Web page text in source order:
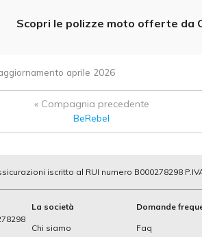
Scopri le polizze moto offerte da
aprile 2026
« Compagnia precedente
BeRebel
iscritto al RUI numero B000278298
La società
Chi siamo
Domande
Faq